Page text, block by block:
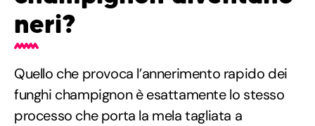
neri?
Quello che provoca l’annerimento rapido dei
funghi champignon è esattamente lo stesso
processo che porta la mela tagliata a